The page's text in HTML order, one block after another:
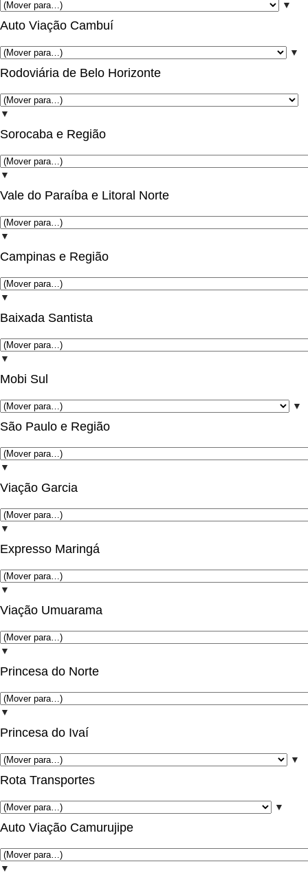
▼
Auto Viação Cambuí
▼
Rodoviária de Belo Horizonte
▼
Sorocaba e Região
▼
Vale do Paraíba e Litoral Norte
▼
Campinas e Região
▼
Baixada Santista
▼
Mobi Sul
▼
São Paulo e Região
▼
Viação Garcia
▼
Expresso Maringá
▼
Viação Umuarama
▼
Princesa do Norte
▼
Princesa do Ivaí
▼
Rota Transportes
▼
Auto Viação Camurujipe
▼